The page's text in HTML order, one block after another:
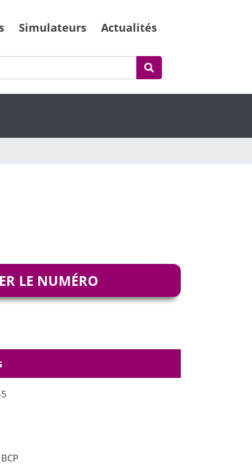
Simulateurs Actualités
LE NUMÉRO